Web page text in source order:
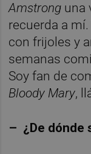
Amstrong una
recuerda a
con frijoles y
semanas
Soy fan de
Bloody Mary,
– ¿De dónde